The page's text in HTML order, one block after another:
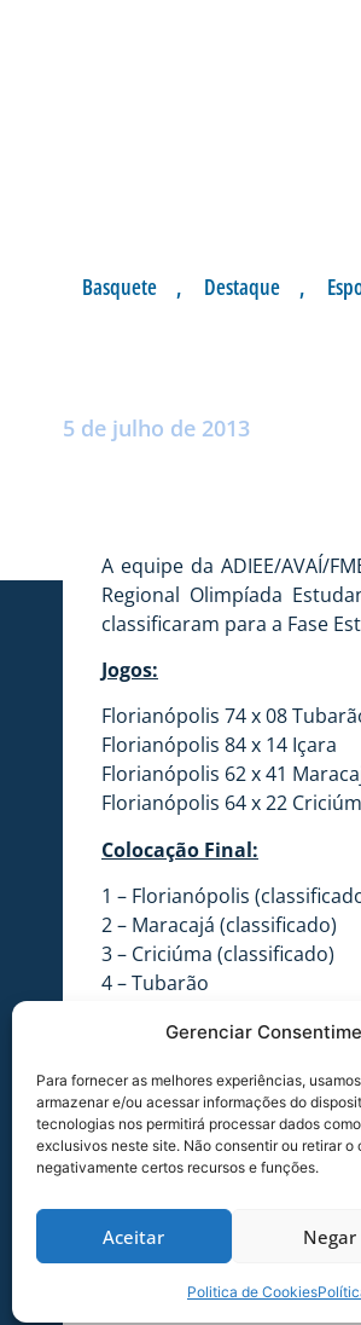
Gerenciar
Para fornecer as melhores experiências,
armazenar e/ou acessar informações do
tecnologias nos permitirá processar dados
exclusivos neste site. Não consentir ou retirar
negativamente certos recursos e funções.
Aceitar Negar
Politica de Cookies
Basquete , Destaque ,
5 de julho de 2013
A equipe da ADIEE/AVAÍ/
Regional Olimpíada
classificaram para a Fase
Jogos:
Florianópolis 74 x 08
Florianópolis 84 x 14 Içara
Florianópolis 62 x 41
Florianópolis 64 x 22
Colocação Final:
1 – Florianópolis
2 – Maracajá (classificado)
3 – Criciúma (classificado)
4 – Tubarão
4 – Filipe Belo
5 – Alaexandre Salum
6 – Marcelo
9 – Gustavo